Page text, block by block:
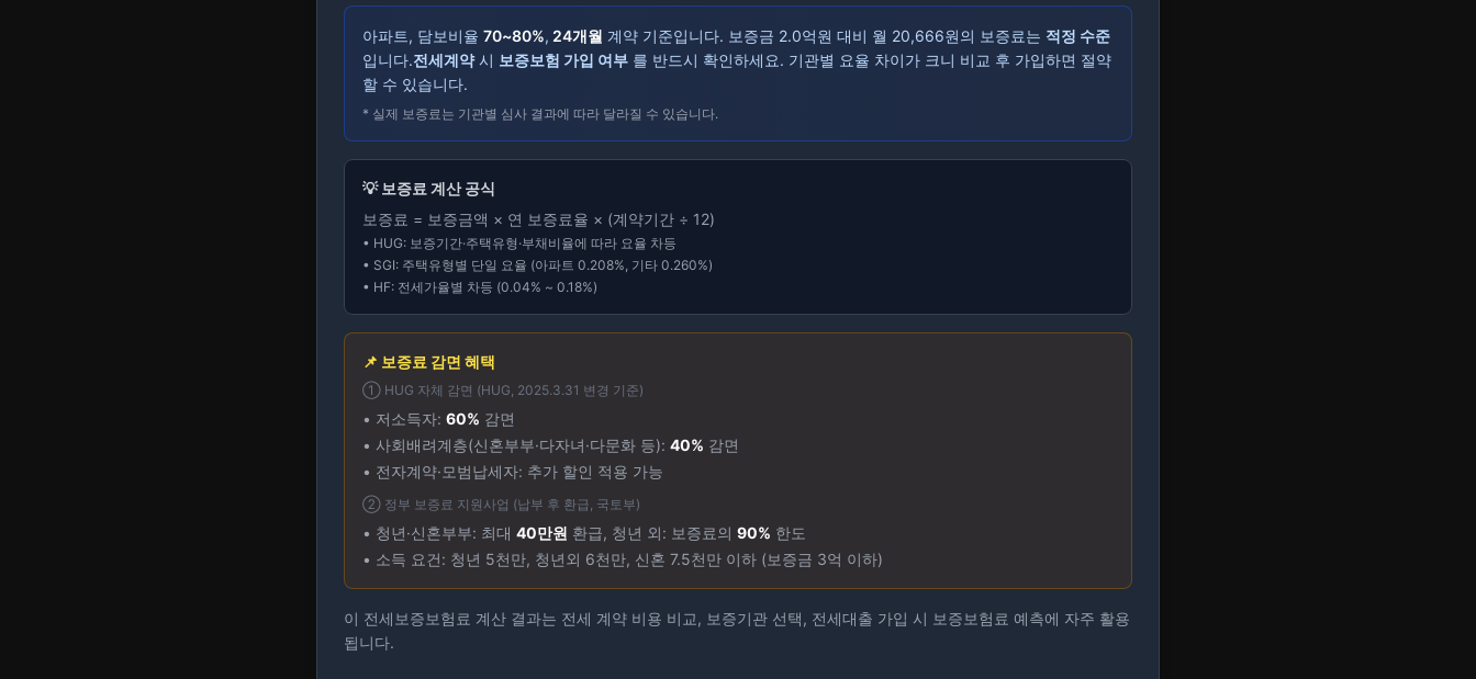
아파트, 담보비율 70~80%, 24개월 계약 기준입니다. 보증금 2.0억원 대비 월 20,666원의 보증료는 적정 수준
입니다.전세계약시 보증보험 가입 여부 를 반드시 확인하세요. 기관별 요율 차이가 크니 비교 후 가입하면 절약
할 수 있습니다.
* 실제 보증료는 기관별 심사 결과에 따라 달라질 수 있습니다.
💡 보증료 계산 공식
보증료 = 보증금액 × 연 보증료율 × (계약기간 ÷ 12)
• HUG: 보증기간·주택유형·부채비율에 따라 요율 차등
• SGI: 주택유형별 단일 요율 (아파트 0.208%, 기타 0.260%)
• HF: 전세가율별 차등 (0.04% ~ 0.18%)
📌 보증료 감면 혜택
① HUG 자체 감면 (HUG, 2025.3.31 변경 기준)
• 저소득자: 60% 감면
• 사회배려계층(신혼부부·다자녀·다문화 등): 40% 감면
• 전자계약·모범납세자: 추가 할인 적용 가능
② 정부 보증료 지원사업 (납부 후 환급, 국토부)
• 청년·신혼부부: 최대 40만원 환급, 청년 외: 보증료의 90% 한도
• 소득 요건: 청년 5천만, 청년외 6천만, 신혼 7.5천만 이하 (보증금 3억 이하)
이 전세보증보험료 계산 결과는 전세 계약 비용 비교, 보증기관 선택, 전세대출 가입 시 보증보험료 예측에 자주 활용
됩니다.